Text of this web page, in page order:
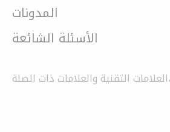
المدونات
الأسئلة الشائعة
التقنية والعلامات ذات الصلة